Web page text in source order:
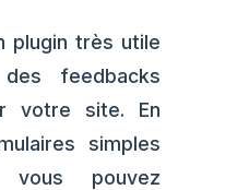
plugin très utile
feedbacks
votre site. En
simples
pouvez